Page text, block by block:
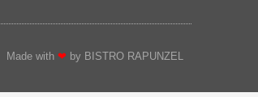
Made with ❤ by BISTRO RAPUNZEL​​